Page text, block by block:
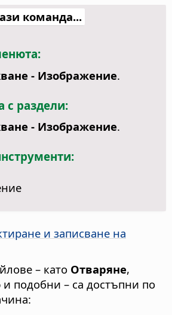
команда...
- Изображение.
с раздели:
- Изображение.
и записване на
– като Отваряне,
и подобни – са достъпни по